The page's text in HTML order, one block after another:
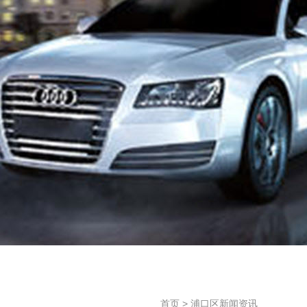
首页 > 浦口区新闻资讯